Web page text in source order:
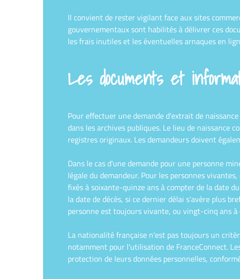
Il convient de rester vigilant face aux sites
gouvernementaux sont habilités à délivrer ces
les frais inutiles et les éventuelles arnaques en
Les documents et
Pour effectuer une demande d'extrait de
dans les archives publiques. Le lieu de naissance
registres originaux. Les demandeurs doivent
Dans le cas d'une demande pour une personne
légale du demandeur. Pour les personnes
fixés à soixante-quinze ans à compter de la date
la date de décès, si ce dernier délai s'avère plus
personne est toujours vivante, ou vingt-cinq ans
La nationalité française n'est pas toujours un
notamment pour l'utilisation de FranceConnect.
protection de leurs données personnelles,